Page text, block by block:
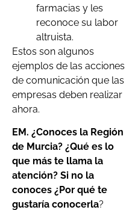
farmacias y les
reconoce su labor
altruista.
Estos son algunos
ejemplos de las acciones
de comunicación que las
empresas deben realizar
ahora.
EM. ¿Conoces la Región
de Murcia? ¿Qué es lo
que más te llama la
atención? Si no la
conoces ¿Por qué te
gustaría conocerla?